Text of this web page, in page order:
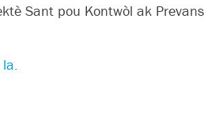
Sant pou Kontwòl ak